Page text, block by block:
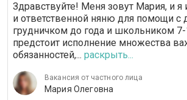
Здравствуйте! Меня зовут Мария, и
и ответственной няню для помощи с
грудничком до года и школьником
предстоит исполнение множества
обязанностей,... раскрыть...
Вакансия от частного лица
Мария Олеговна